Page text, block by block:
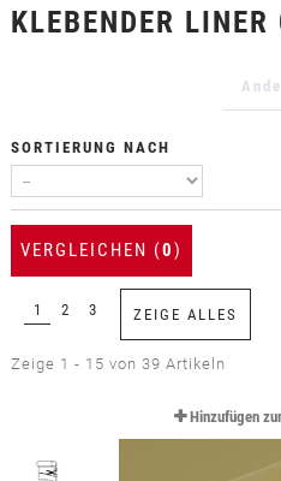
TEXTILFOLIEN
KLEBENDER LINER
SORTIERUNG NACH
VERGLEICHEN (0)
ZEIGE ALLES
1 2 3
Zeige 1 - 15 von 39 Artikeln
Hinzufügen